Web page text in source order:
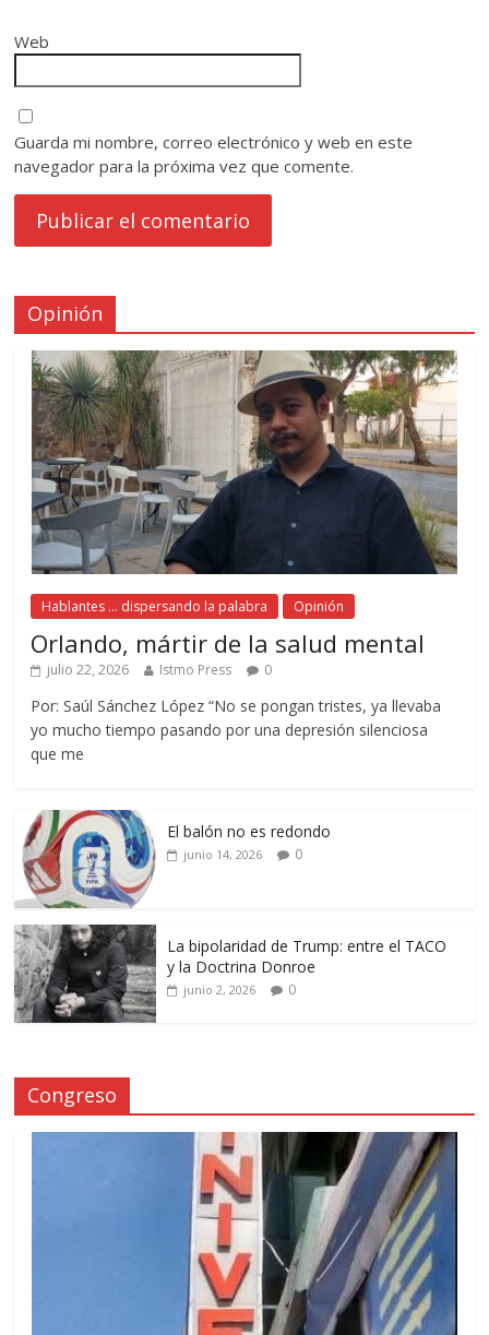
Web
Guarda mi nombre, correo electrónico y web en este
navegador para la próxima vez que comente.
Opinión
Hablantes ... dispersando la palabra Opinión
Orlando, mártir de la salud mental
julio 22, 2026 Istmo Press 0
Por: Saúl Sánchez López “No se pongan tristes, ya llevaba
yo mucho tiempo pasando por una depresión silenciosa
que me
El balón no es redondo
junio 14, 2026 0
La bipolaridad de Trump: entre el TACO
y la Doctrina Donroe
junio 2, 2026 0
Congreso